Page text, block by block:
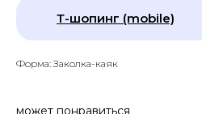
Т-шопинг (mobile)
Форма: Заколка-каяк
может понравиться